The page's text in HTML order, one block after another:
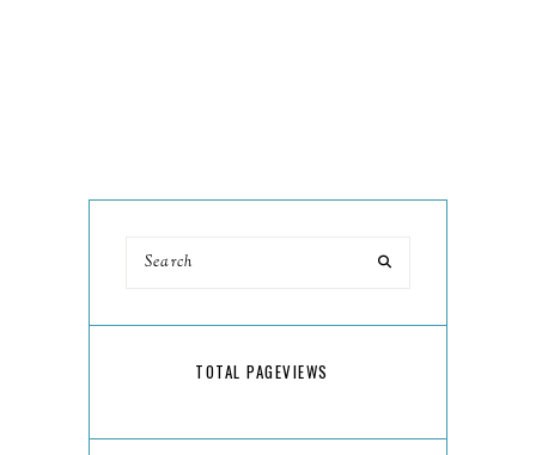
TOTAL PAGEVIEWS